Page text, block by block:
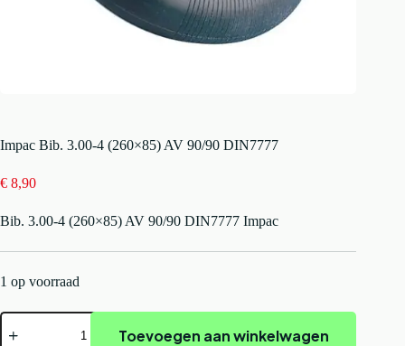
Impac Bib. 3.00-4 (260×85) AV 90/90 DIN7777
€ 8,90
Bib. 3.00-4 (260×85) AV 90/90 DIN7777 Impac
1 op voorraad
Impac
Bib.
Toevoegen aan winkelwagen